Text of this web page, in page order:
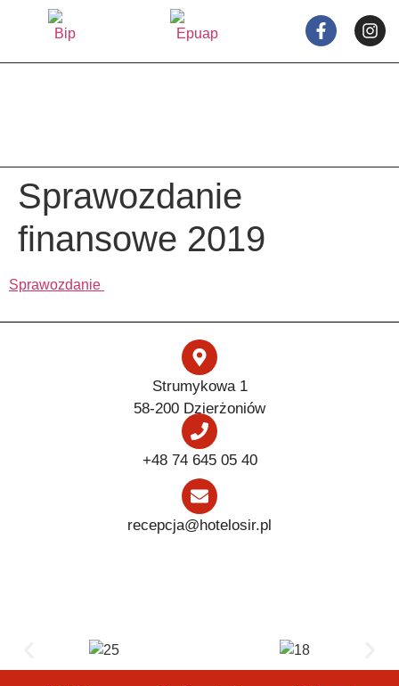
Sprawozdanie
finansowe 2019
Sprawozdanie
Strumykowa 1
58-200 Dzierżoniów
+48 74 645 05 40
recepcja@hotelosir.pl